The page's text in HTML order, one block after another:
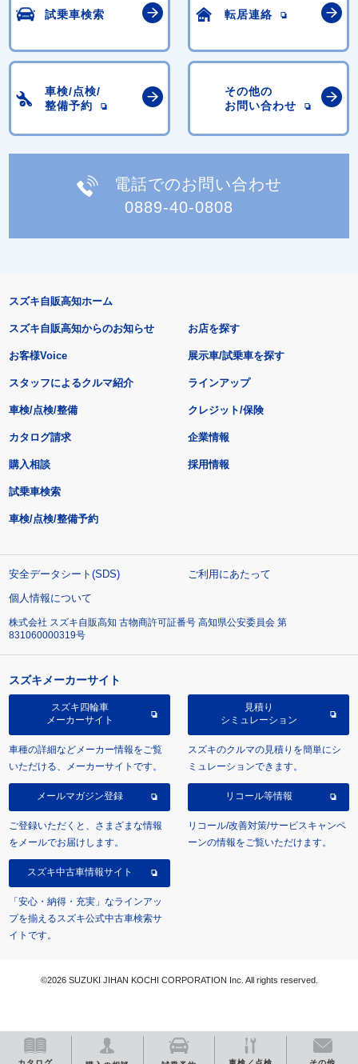
試乗車検索 転居連絡
車検/点検/
整備予約
その他の
お問い合わせ
電話でのお問い合わせ
0889-40-0808
スズキ自販高知ホーム
スズキ自販高知からのお知らせ
お客様Voice
スタッフによるクルマ紹介
お店を探す
展示車/試乗車を探す
ラインアップ
車検/点検/整備 クレジット/保険
カタログ請求
購入相談
試乗車検索
車検/点検/整備予約
企業情報
採用情報
安全データシート(SDS)
ご利用にあたって
個人情報について
株式会社 スズキ自販高知 古物商許可証番号 高知県公安委員会 第
831060000319号
スズキメーカーサイト
スズキ四輪車
メーカーサイト
車種の詳細などメーカー情報をご覧
いただける、メーカーサイトです。
見積り
シミュレーション
スズキのクルマの見積りを簡単にシ
ミュレーションできます。
メールマガジン登録
ご登録いただくと、さまざまな情報
をメールでお届けします。
リコール等情報
リコール/改善対策/サービスキャンペ
ーンの情報をご覧いただけます。
スズキ中古車情報サイト
「安心・納得・充実」なラインアッ
プを揃えるスズキ公式中古車検索サ
イトです。
©2026 SUZUKI JIHAN KOCHI CORPORATION Inc. All rights reserved.